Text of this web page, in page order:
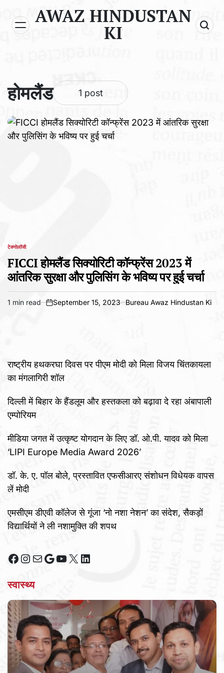
content
AWAZ HINDUSTAN
KI
होमलैंड 1 post
POSTED
टेक्नोलॉजी
FICCI होमलैंड सिक्योरिटी कॉन्फ्रेंस 2023 में
आंतरिक सुरक्षा और पुलिसिंग के भविष्य पर हुई चर्चा
Estimated
1 min read
on
September 15, 2023 Bureau Awaz Hindustan Ki
राष्ट्रीय हथकरघा दिवस पर पीएम मोदी को मिला विजय चिंतकायला
का मंगलागिरी शॉल
दिल्ली में बिहार के हैंडलूम और हस्तकला को बढ़ावा दे रहा अंबापाली
एम्पोरियम
मीडिया जगत में उत्कृष्ट योगदान के लिए डॉ. ओ.पी. यादव को मिला
‘LIPI Europe Media Award 2026’
डॉ. के. ए. पॉल बोले, प्रस्तावित एफसीआरए संशोधन विधेयक वापस
लें मोदी
एमसीएम डीएवी कॉलेज से गूंजा ‘नो नशा नेशन’ का संदेश, सैकड़ों
विद्यार्थियों ने ली नशामुक्ति की शपथ
Facebook
Instagram
MailGoogle
YouTube
X LinkedIn
स्वास्थ्य